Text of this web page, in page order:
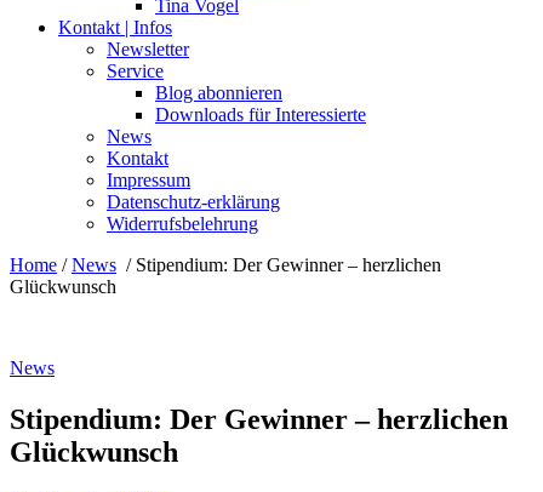
Tina Vogel
Kontakt | Infos
Newsletter
Service
Blog abonnieren
Downloads für Interessierte
News
Kontakt
Impressum
Datenschutz-erklärung
Widerrufsbelehrung
Home /News / Stipendium: Der Gewinner – herzlichen
Glückwunsch
News
Stipendium: Der Gewinner – herzlichen
Glückwunsch